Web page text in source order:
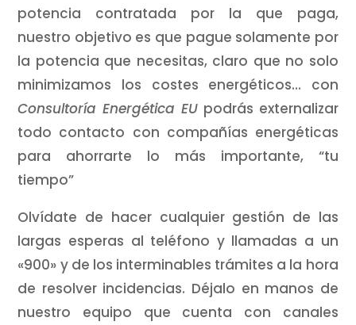
potencia contratada por la que paga,
nuestro objetivo es que pague solamente por
la potencia que necesitas, claro que no solo
minimizamos los costes energéticos… con
Consultoría Energética EU podrás externalizar
todo contacto con compañías energéticas
para ahorrarte lo más importante, “tu
tiempo”
Olvídate de hacer cualquier gestión de las
largas esperas al teléfono y llamadas a un
«900» y de los interminables trámites a la hora
de resolver incidencias. Déjalo en manos de
nuestro equipo que cuenta con canales